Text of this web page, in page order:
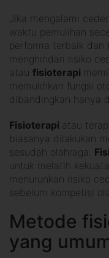
Jika mengalami
waktu pemulihan
performa terbaik dan
menghindari risiko
atau fisioterapi
memulihkan fungsi
dibandingkan hanya
Fisioterapi atau
biasanya dilakukan
sesudah olahraga.
untuk melatih
menurunkan risiko
sebelum kompetisi
Metode
yang